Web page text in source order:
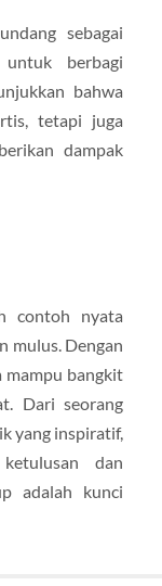
sebagai
berbagi
bahwa
tetapi juga
dampak
contoh nyata
mulus. Dengan
mampu bangkit
Dari seorang
yang inspiratif,
dan
adalah kunci